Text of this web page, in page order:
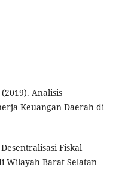
Analisis
Keuangan Daerah di
Fiskal
Wilayah Barat Selatan